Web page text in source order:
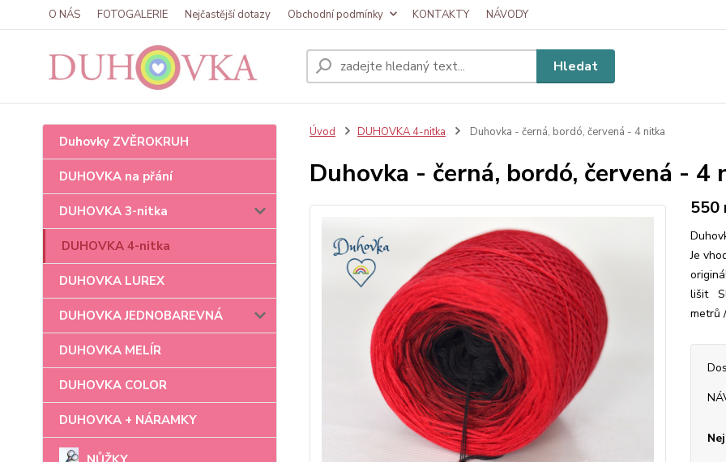
O NÁS FOTOGALERIE Nejčastější dotazy Obchodní podmínky KONTAKTY NÁVODY
Hledat
Duhovky ZVĚROKRUH
DUHOVKA na přání
DUHOVKA 3-nitka
DUHOVKA 4-nitka
DUHOVKA LUREX
DUHOVKA JEDNOBAREVNÁ
DUHOVKA MELÍR
DUHOVKA COLOR
DUHOVKA + NÁRAMKY
Úvod DUHOVKA 4-nitka Duhovka - černá, bordó, červená - 4 nitka
Duhovka - černá, bordó, červená - 4
550
Je
lišit
metrů